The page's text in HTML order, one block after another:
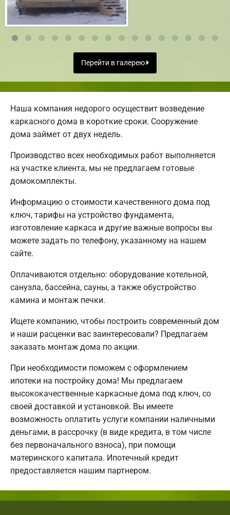
Перейти в галерею
Наша компания недорого осуществит возведение
каркасного дома в короткие сроки. Сооружение
дома займет от двух недель.
Производство всех необходимых работ выполняется
на участке клиента, мы не предлагаем готовые
домокомплекты.
Информацию о стоимости качественного дома под
ключ, тарифы на устройство фундамента,
изготовление каркаса и другие важные вопросы вы
можете задать по телефону, указанному на нашем
сайте.
Оплачиваются отдельно: оборудование котельной,
санузла, бассейна, сауны, а также обустройство
камина и монтаж печки.
Ищете компанию, чтобы построить современный дом
и наши расценки вас заинтересовали? Предлагаем
заказать монтаж дома по акции.
При необходимости поможем с оформлением
ипотеки на постройку дома! Мы предлагаем
высококачественные каркасные дома под ключ, со
своей доставкой и установкой. Вы имеете
возможность оплатить услуги компании наличными
деньгами, в рассрочку (в виде кредита, в том числе
без первоначального взноса), при помощи
материнского капитала. Ипотечный кредит
предоставляется нашим партнером.